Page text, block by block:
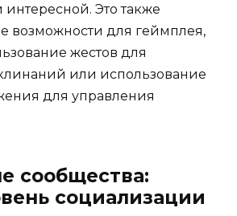
Это также
возможности для геймплея,
жестов для
или использование
для управления
сообщества:
социализации